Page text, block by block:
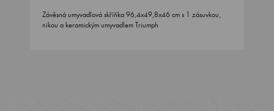
Závěsná umyvadlová skříňka 96,4x49,8x46 cm s 1 zásuvkou,
nikou a keramickým umyvadlem Triumph